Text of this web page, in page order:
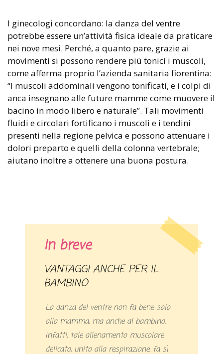
I ginecologi concordano: la danza del ventre
potrebbe essere un’attività fisica ideale da praticare
nei nove mesi. Perché, a quanto pare, grazie ai
movimenti si possono rendere più tonici i muscoli,
come afferma proprio l’azienda sanitaria fiorentina:
“I muscoli addominali vengono tonificati, e i colpi di
anca insegnano alle future mamme come muovere il
bacino in modo libero e naturale”. Tali movimenti
fluidi e circolari fortificano i muscoli e i tendini
presenti nella regione pelvica e possono attenuare i
dolori preparto e quelli della colonna vertebrale;
aiutano inoltre a ottenere una buona postura.
In breve
VANTAGGI ANCHE PER IL
BAMBINO
La danza del ventre non fa bene solo
alla mamma, ma anche al bambino.
Infatti, tale allenamento muscolare
delicato, unito alla respirazione, fa sì